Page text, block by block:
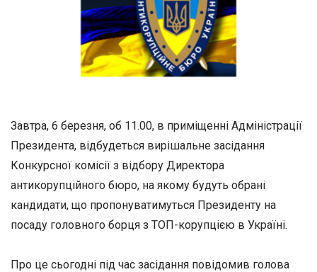
Завтра, 6 березня, об 11.00, в приміщенні Адміністрації
Президента, відбудеться вирішальне засідання
Конкурсної комісії з відбору Директора
антикорупційного бюро, на якому будуть обрані
кандидати, що пропонуватимуться Президенту на
посаду головного борця з ТОП-корупцією в Україні.
Про це сьогодні під час засідання повідомив голова